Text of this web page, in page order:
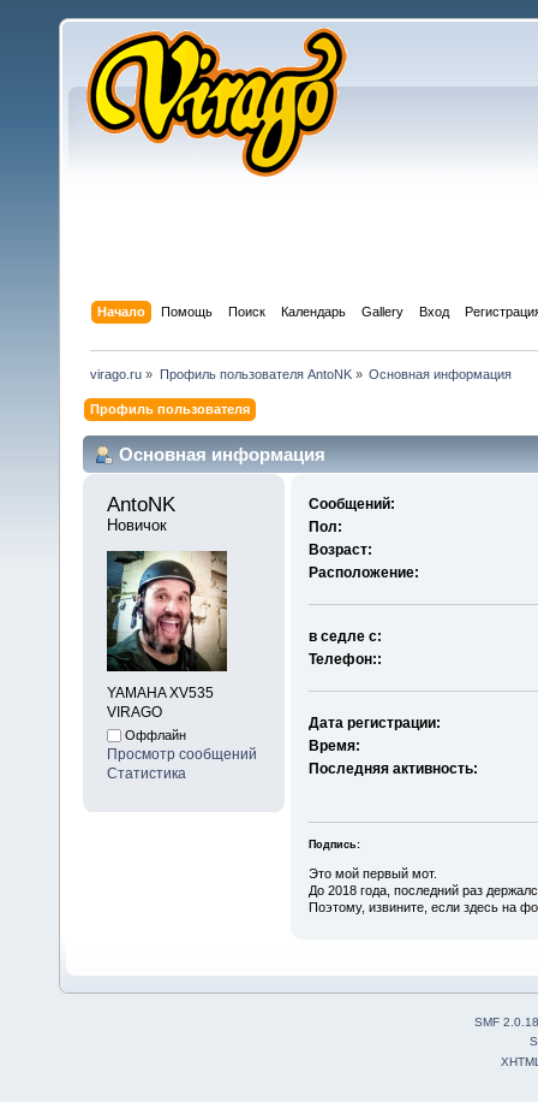
Начало Помощь Поиск Календарь Gallery Вход
virago.ru » Профиль пользователя AntoNK» Основная информация
Профиль пользователя
Основная информация
AntoNK
Новичок
YAMAHA XV535
VIRAGO
Оффлайн
Просмотр сообщений
Статистика
Сообщений:
Пол:
Возраст:
Расположение:
в седле с:
Телефон::
Дата регистрации:
Время:
Последняя активность:
Подпись:
Это мой первый мот.
До 2018 года, последний раз
Поэтому, извините, если здесь на
SMF 2.0.18